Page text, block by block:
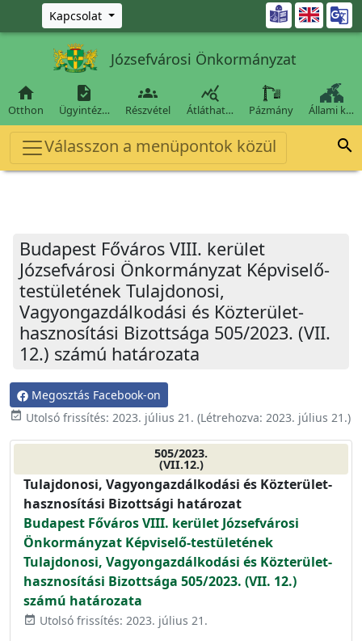
Ugrás a fő tartalomra
Kapcsolat 
Józsefvárosi Önkormányzat

Otthon

Ügyintéz…

Részvétel

Átláthat… Pázmány Állami k…
Válasszon a menüpontok közül 
Budapest Főváros VIII. kerület
Józsefvárosi Önkormányzat Képviselő-
testületének Tulajdonosi,
Vagyongazdálkodási és Közterület-
hasznosítási Bizottsága 505/2023. (VII.
12.) számú határozata
Megosztás Facebook-on
event_available Utolsó frissítés: 2023. július 21. (Létrehozva: 2023. július 21.)
505/2023.
(VII.12.)
Tulajdonosi, Vagyongazdálkodási és Közterület-
hasznosítási Bizottsági határozat
Budapest Főváros VIII. kerület Józsefvárosi
Önkormányzat Képviselő-testületének
Tulajdonosi, Vagyongazdálkodási és Közterület-
hasznosítási Bizottsága 505/2023. (VII. 12.)
számú határozata
event_available Utolsó frissítés: 2023. július 21.